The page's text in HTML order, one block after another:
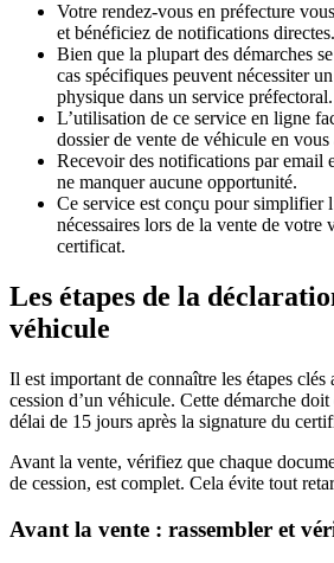
Votre rendez-vous en préfecture
et bénéficiez de notifications directes.
Bien que la plupart des démarches
cas spécifiques peuvent nécessiter
physique dans un service préfectoral.
L’utilisation de ce service en ligne
dossier de vente de véhicule en
Recevoir des notifications par email
ne manquer aucune opportunité.
Ce service est conçu pour simplifier
nécessaires lors de la vente de votre
certificat.
Les étapes de la
véhicule
Il est important de connaître les étapes clés
cession d’un véhicule. Cette démarche doit
délai de 15 jours après la signature du
Avant la vente, vérifiez que chaque
de cession, est complet. Cela évite tout
Avant la vente : rassembler et